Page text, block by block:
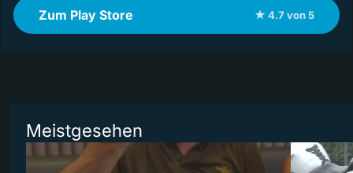
Zum Play Store ★ 4.7 von 5
Meistgesehen